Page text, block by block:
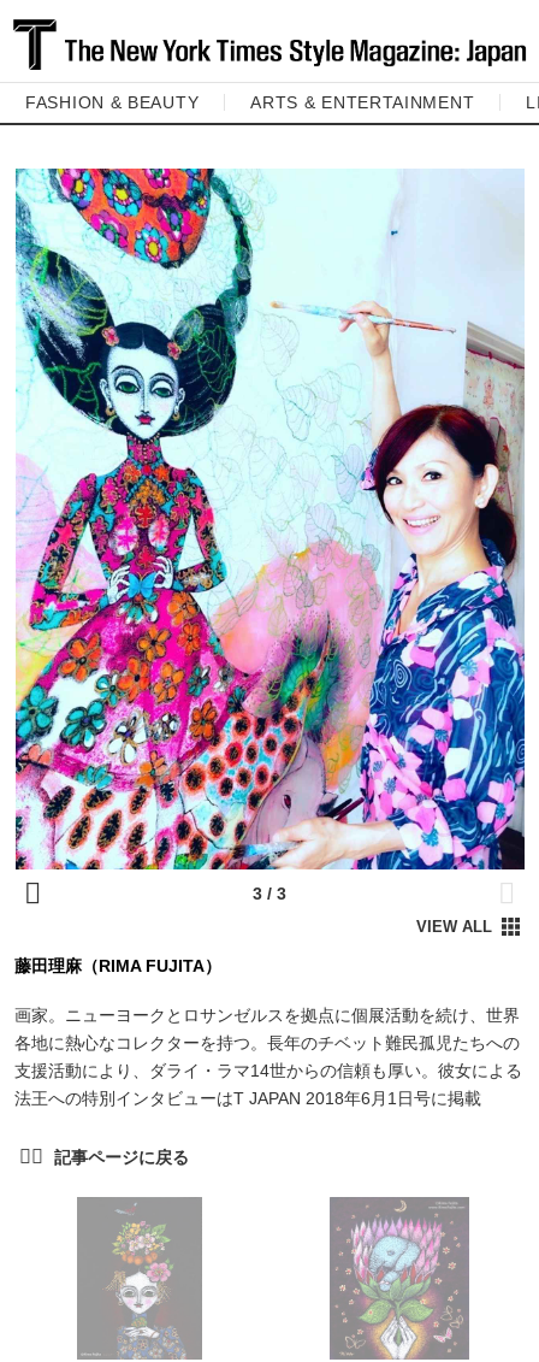
FASHION & BEAUTY ARTS & ENTERTAINMENT
藤田理麻（RIMA FUJITA）
画家。ニューヨークとロサンゼルスを拠点に個展活動を続け、世界
各地に熱心なコレクターを持つ。長年のチベット難民孤児たちへの
支援活動により、ダライ・ラマ14世からの信頼も厚い。彼女による
法王への特別インタビューはT JAPAN 2018年6月1日号に掲載